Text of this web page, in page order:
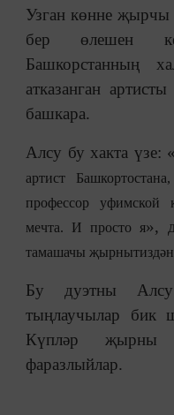
Узган көнне
бер өлешен
Башкорстанның
атказанган
башкара.
Алсу бу хакта үзе: «
артист
профессор уфимской
мечта. И просто я»,
тамашачы җырнытиздән
Бу дуэтны Алсу
тыңлаучылар бик
Күпләр җырны
фаразлыйлар.